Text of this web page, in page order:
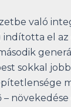
való
indította el
sokkal